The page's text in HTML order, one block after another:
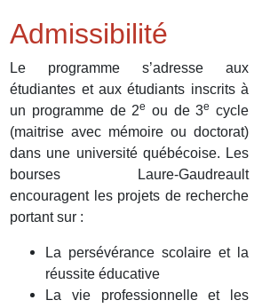
Admissibilité
Le programme s’adresse aux
étudiantes et aux étudiants inscrits à
un programme de 2e ou de 3e cycle
(maitrise avec mémoire ou doctorat)
dans une université québécoise. Les
bourses Laure-Gaudreault
encouragent les projets de recherche
portant sur :
La persévérance scolaire et la
réussite éducative
La vie professionnelle et les